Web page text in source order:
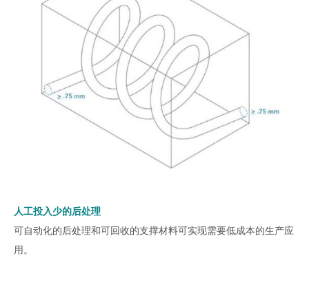
人工投入少的后处理
可自动化的后处理和可回收的支撑材料可实现需要低成本的生产应
用。